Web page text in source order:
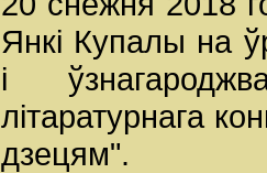
Янкі Купалы на
і
літаратурнага
дзецям".